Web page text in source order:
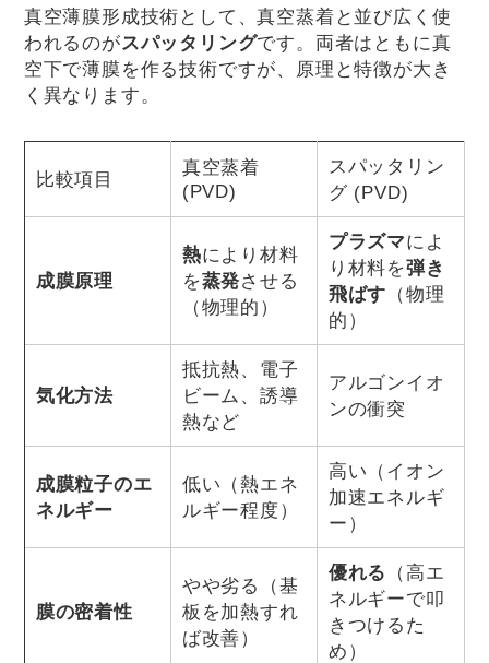
真空薄膜形成技術として、真空蒸着と並び広く使
われるのがスパッタリングです。両者はともに真
空下で薄膜を作る技術ですが、原理と特徴が大き
く異なります。
比較項目
真空蒸着
(PVD)
スパッタリン
グ (PVD)
成膜原理
熱により材料
を蒸発させる
（物理的）
プラズマによ
り材料を弾き
飛ばす （物理
的）
気化方法
抵抗熱、電子
ビーム、誘導
熱など
アルゴンイオ
ンの衝突
成膜粒子のエ
ネルギー
低い（熱エネ
ルギー程度）
高い（イオン
加速エネルギ
ー）
膜の密着性
やや劣る（基
板を加熱すれ
ば改善）
優れる
（高エ
ネルギーで叩
きつけるた
め）